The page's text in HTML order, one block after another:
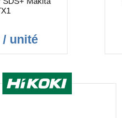
unité